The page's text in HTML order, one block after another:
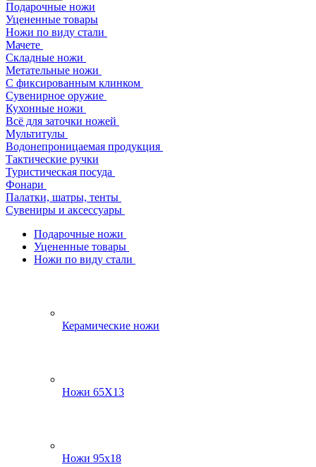
Подарочные ножи
Уцененные товары
Ножи по виду стали
Мачете
Складные ножи
Метательные ножи
С фиксированным клинком
Сувенирное оружие
Кухонные ножи
Всё для заточки ножей
Мультитулы
Водонепроницаемая продукция
Тактические ручки
Туристическая посуда
Фонари
Палатки, шатры, тенты
Сувениры и аксессуары
Подарочные ножи
Уцененные товары
Ножи по виду стали
Керамические ножи
Ножи 65Х13
Ножи 95х18